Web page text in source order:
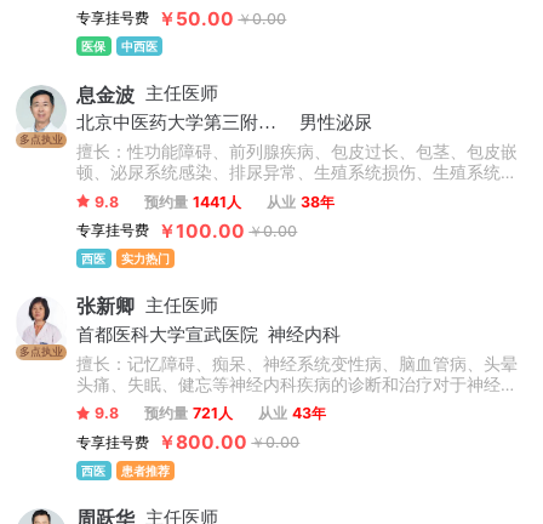
专享挂号费
￥50.00 ￥0.00
医保 中西医
多点执业
息金波 主任医师
北京中医药大学第三附属医院
男性泌尿
擅长：性功能障碍、前列腺疾病、包皮过长、包茎、包皮嵌
顿、泌尿系统感染、排尿异常、生殖系统损伤、生殖系统感
染、男性不育症、睾丸疾病。
9.8 预约量 1441人 从业 38年
专享挂号费
￥100.00 ￥0.00
西医 实力热门
多点执业
张新卿 主任医师
首都医科大学宣武医院 神经内科
擅长：记忆障碍、痴呆、神经系统变性病、脑血管病、头晕
头痛、失眠、健忘等神经内科疾病的诊断和治疗对于神经内
科的疾病具有非常丰富的临床经验，如脑卒中、焦虑抑郁、
失眠健忘、脑供血不足、脑梗死、脑出血、记忆力减退等。
9.8 预约量 721人 从业 43年
专享挂号费
￥800.00 ￥0.00
西医 患者推荐
周跃华 主任医师